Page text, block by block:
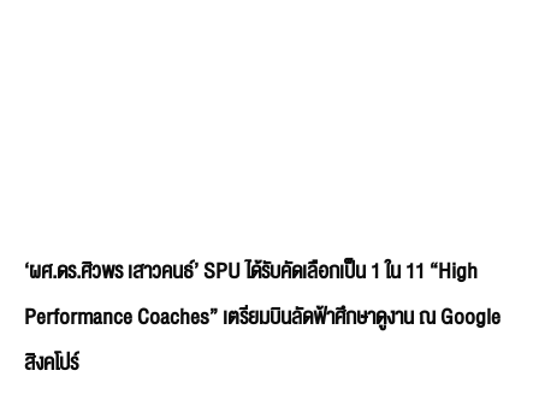
‘ผศ.ดร.ศิวพร เสาวคนธ์’ SPU ได้รับคัดเลือกเป็น 1 ใน 11 “High
Performance Coaches” เตรียมบินลัดฟ้าศึกษาดูงาน ณ Google
สิงคโปร์